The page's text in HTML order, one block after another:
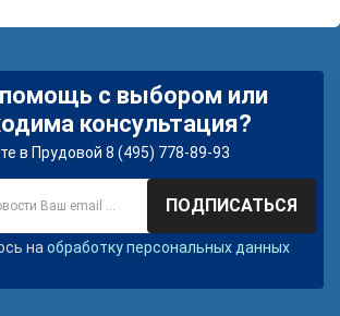
с выбором или
консультация?
в Прудовой 8 (495) 778-89-93
ПОДПИСАТЬСЯ
на обработку персональных данных